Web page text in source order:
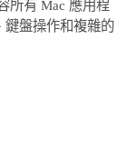
所有 Mac 應用程
鍵盤操作和複雜的